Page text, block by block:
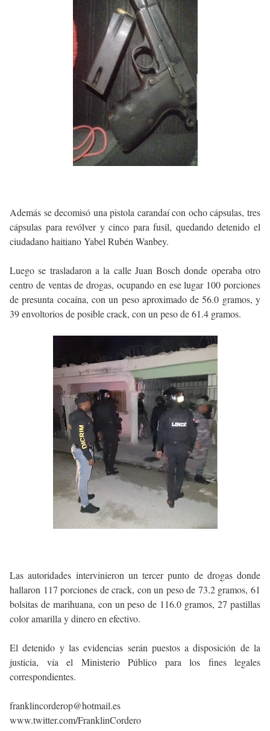
Además se decomisó una pistola carandaí con ocho cápsulas, tres
cápsulas para revólver y cinco para fusil, quedando detenido el
ciudadano haitiano Yabel Rubén Wanbey.
Luego se trasladaron a la calle Juan Bosch donde operaba otro
centro de ventas de drogas, ocupando en ese lugar 100 porciones
de presunta cocaína, con un peso aproximado de 56.0 gramos, y
39 envoltorios de posible crack, con un peso de 61.4 gramos.
Las autoridades intervinieron un tercer punto de drogas donde
hallaron 117 porciones de crack, con un peso de 73.2 gramos, 61
bolsitas de marihuana, con un peso de 116.0 gramos, 27 pastillas
color amarilla y dinero en efectivo.
El detenido y las evidencias serán puestos a disposición de la
justicia, vía el Ministerio Público para los fines legales
correspondientes.
franklincorderop@hotmail.es
www.twitter.com/FranklinCordero